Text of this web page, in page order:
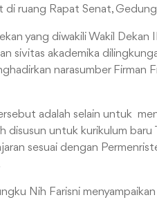
ruang Rapat Senat, Gedung
yang diwakili Wakil Dekan
sivitas akademika
narasumber Firman
adalah selain untuk
disusun untuk kurikulum
sesuai dengan
Nih Farisni